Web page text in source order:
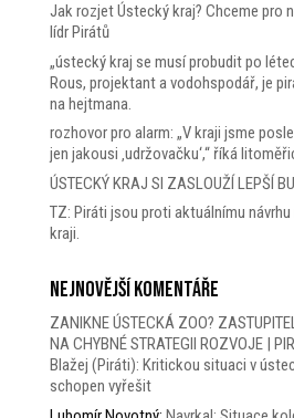
Jak rozjet Ústecký kraj? Chceme pro
lídr Pirátů
„ústecký kraj se musí probudit po
Rous, projektant a vodohspodář, je
na hejtmana.
rozhovor pro alarm: „V kraji jsme
jen jakousi ‚udržovačku‘,“ říká
ÚSTECKÝ KRAJ SI ZASLOUŽÍ LEPŠÍ
TZ: Piráti jsou proti aktuálnímu návrhu
kraji.
Nejnovější komentáře
ZANIKNE ÚSTECKÁ ZOO?
NA CHYBNÉ STRATEGII ROZVOJE |
Blažej (Piráti): Kritickou situaci v
schopen vyřešit